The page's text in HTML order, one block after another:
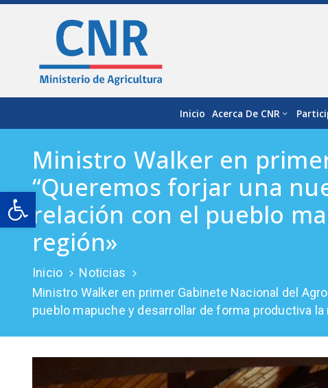
Open toolbar
Inicio Acerca De CNR
Ministro Walker en
“Queremos forjar una
relación con el pueblo
región»
Inicio
Noticias
Ministro Walker en primer Gabinete Nacional del
pueblo mapuche y desarrollar de forma productiva la